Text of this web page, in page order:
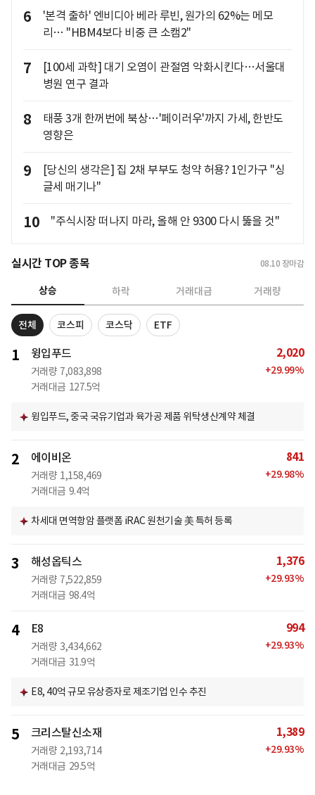
6
'본격 출하' 엔비디아 베라 루빈, 원가의 62%는 메모
리… "HBM4보다 비중 큰 소캠2"
7
[100세 과학] 대기 오염이 관절염 악화시킨다…서울대
병원 연구 결과
8
태풍 3개 한꺼번에 북상…'페이러우'까지 가세, 한반도
영향은
9
[당신의 생각은] 집 2채 부부도 청약 허용? 1인가구 "싱
글세 매기나"
10 "주식시장 떠나지 마라, 올해 안 9300 다시 뚫을 것"
실시간 TOP 종목 08.10 장마감
상승 하락 거래대금 거래량
전체 코스피 코스닥 ETF
1 윙입푸드
거래량 7,083,898
거래대금 127.5억
2,020
+29.99%
윙입푸드, 중국 국유기업과 육가공 제품 위탁생산계약 체결
2 에이비온
거래량 1,158,469
거래대금 9.4억
841
+29.98%
차세대 면역항암 플랫폼 iRAC 원천기술 美 특허 등록
3 해성옵틱스
거래량 7,522,859
거래대금 98.4억
1,376
+29.93%
4 E8
거래량 3,434,662
거래대금 31.9억
994
+29.93%
E8, 40억 규모 유상증자로 제조기업 인수 추진
5 크리스탈신소재
거래량 2,193,714
거래대금 29.5억
1,389
+29.93%